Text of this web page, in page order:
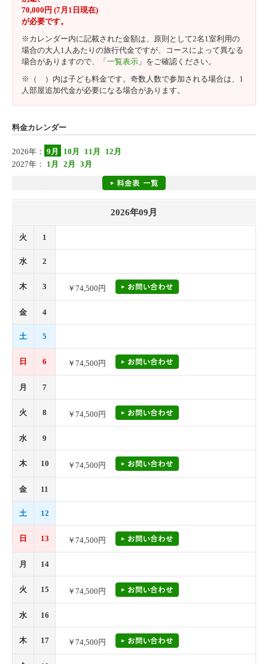
70,000円 (7月1日現在)
が必要です。
※カレンダー内に記載された金額は、原則として2名1室利用の
場合の大人1人あたりの旅行代金ですが、コースによって異なる
場合がありますので、「 一覧表示 」をご確認ください。
※（ ）内は子ども料金です。奇数人数で参加される場合は、1
人部屋追加代金が必要になる場合があります。
料金カレンダー
2026年： 9月 10月 11月
12月
2027年：
1月 2月 3月
2026年09月
火 1
水 2
木 3 ￥74,500円
金 4
土 5
日 6 ￥74,500円
月 7
火 8 ￥74,500円
水 9
木 10 ￥74,500円
金 11
土 12
日 13 ￥74,500円
月 14
火 15 ￥74,500円
水 16
木 17 ￥74,500円